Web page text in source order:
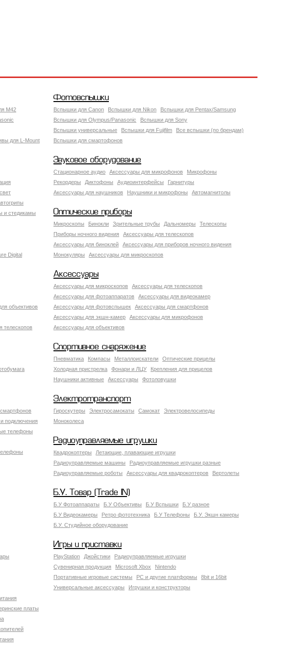
M42
для L-Mount
Фотовспышки
Вспышки для Canon Вспышки для Nikon
Вспышки для Pentax/Samsung
Вспышки для Olympus/Panasonic
Вспышки для Sony
Вспышки универсальные
Вспышки для Fujifilm
Все вспышки (по брендам)
Вспышки для смартофонов
и стедикамы
Звуковое оборудование
Стационарное аудио Аксессуары для микрофонов
Микрофоны
Рекордеры
Диктофоны Аудиоинтерфейсы
Гарнитуры
Аксессуары для наушников
Наушники и микрофоны Автомагнитолы
Оптические приборы
Микроскопы Бинокли Зрительные трубы Дальномеры
Телескопы
Приборы ночного видения
Аксессуары для телескопов
Аксессуары для биноклей
Аксессуары для приборов ночного видения
Монокуляры
Аксессуары для микроскопов
Digital
Аксессуары
Аксессуары для микроскопов
Аксессуары для телескопов
Аксессуары для фотоаппаратов
Аксессуары для видеокамер
Аксессуары для фотовспышек
Аксессуары для смартфонов
Аксессуары для экшн-камер
Аксессуары для микрофонов
Аксессуары для объективов
объективов
телескопов
Спортивное снаряжение
Пневматика Компасы Металлоискатели
Оптические прицелы
Холодная пристрелка
Фонари и ЛЦУ
Крепления для прицелов
Наушники активные
Аксессуары Фотоловушки
подключения
телефоны
Электротранспорт
Гироскутеры Электросамокаты Самокат
Электровелосипеды
Моноколеса
Радиоуправляемые игрушки
Квадрокоптеры
Летающие, плавающие игрушки
Радиоуправляемые машины
Радиоуправляемые игрушки разные
Радиоуправляемые роботы
Аксессуары для квадрокоптеров Вертолеты
Б.У. Товар (Trade IN)
Б.У Фотоаппараты Б.У Объективы Б.У Вспышки
Б.У разное
Б.У Видеокамеры
Ретро фототехника Б.У Телефоны
Б.У. Экшн камеры
Б.У. Студийное оборудование
Игры и приставки
PlayStation Джойстики
Радиоуправляемые игрушки
Сувенирная продукция
Microsoft Xbox
Nintendo
Портативные игровые системы
PC и другие платформы
8bit и 16bit
Универсальные аксессуары
Игрушки и конструкторы
платы